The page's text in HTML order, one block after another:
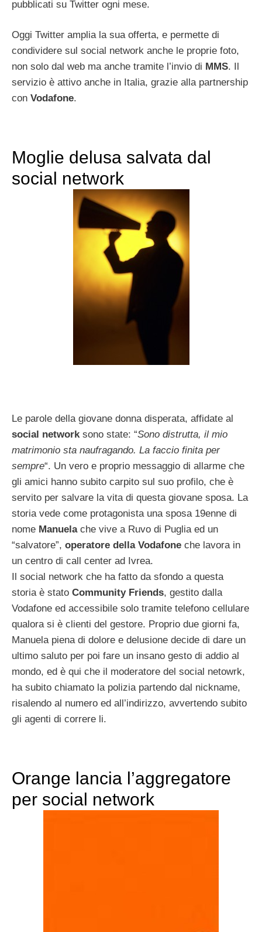
pubblicati su Twitter ogni mese.
Oggi Twitter amplia la sua offerta, e permette di
condividere sul social network anche le proprie foto,
non solo dal web ma anche tramite l’invio di MMS. Il
servizio è attivo anche in Italia, grazie alla partnership
con Vodafone.
Moglie delusa salvata dal
social network
Le parole della giovane donna disperata, affidate al
social networksono state: “Sono distrutta, il mio
matrimonio sta naufragando. La faccio finita per
sempre“. Un vero e proprio messaggio di allarme che
gli amici hanno subito carpito sul suo profilo, che è
servito per salvare la vita di questa giovane sposa. La
storia vede come protagonista una sposa 19enne di
nome Manuelache vive a Ruvo di Puglia ed un
“salvatore”, operatore della Vodafone che lavora in
un centro di call center ad Ivrea.
Il social network che ha fatto da sfondo a questa
storia è stato Community Friends, gestito dalla
Vodafone ed accessibile solo tramite telefono cellulare
qualora si è clienti del gestore. Proprio due giorni fa,
Manuela piena di dolore e delusione decide di dare un
ultimo saluto per poi fare un insano gesto di addio al
mondo, ed è qui che il moderatore del social netowrk,
ha subito chiamato la polizia partendo dal nickname,
risalendo al numero ed all’indirizzo, avvertendo subito
gli agenti di correre li.
Orange lancia l’aggregatore
per social network